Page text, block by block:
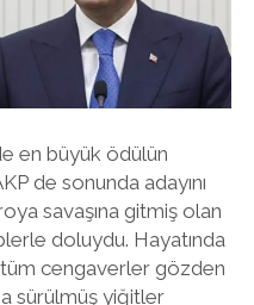
en büyük ödülün
de sonunda adayını
savaşına gitmiş olan
doluydu. Hayatında
cengaverler gözden
sürülmüş yiğitler